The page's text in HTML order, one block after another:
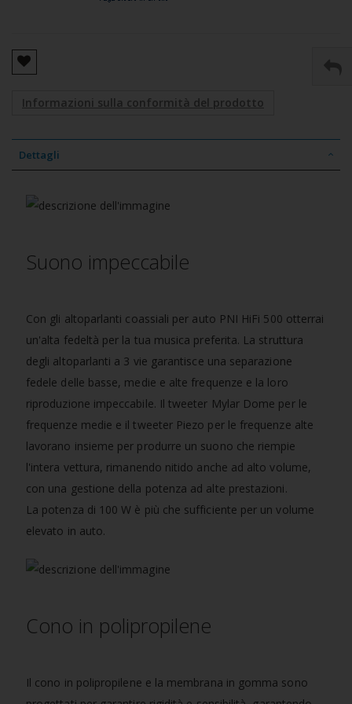
Informazioni sulla conformità del prodotto
Dettagli
Suono impeccabile
Con gli altoparlanti coassiali per auto PNI HiFi 500 otterrai
un'alta fedeltà per la tua musica preferita. La struttura
degli altoparlanti a 3 vie garantisce una separazione
fedele delle basse, medie e alte frequenze e la loro
riproduzione impeccabile. Il tweeter Mylar Dome per le
frequenze medie e il tweeter Piezo per le frequenze alte
lavorano insieme per produrre un suono che riempie
l'intera vettura, rimanendo nitido anche ad alto volume,
con una gestione della potenza ad alte prestazioni.
La potenza di 100 W è più che sufficiente per un volume
elevato in auto.
Cono in polipropilene
Il cono in polipropilene e la membrana in gomma sono